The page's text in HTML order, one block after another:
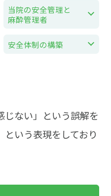
当院の安全管理と
麻酔管理者
安全体制の構築
じない」という誤解を
いう表現をしており